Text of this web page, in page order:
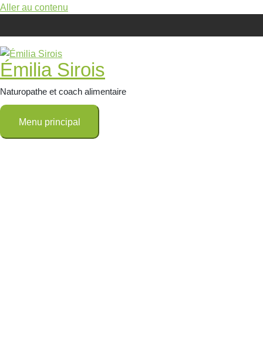
Aller au contenu
Émilia Sirois
Naturopathe et coach alimentaire
Menu principal